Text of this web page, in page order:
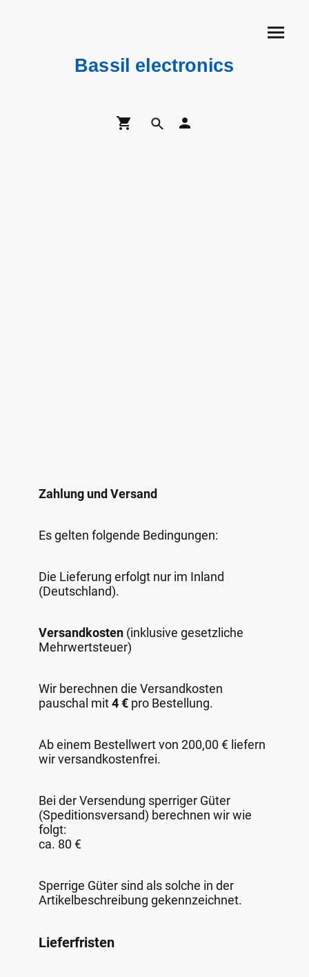
Bassil electronics
Zahlung und Versand
Es gelten folgende Bedingungen:
Die Lieferung erfolgt nur im Inland
(Deutschland).
Versandkosten (inklusive gesetzliche
Mehrwertsteuer)
Wir berechnen die Versandkosten
pauschal mit4 € pro Bestellung.
Ab einem Bestellwert von 200,00 € liefern
wir versandkostenfrei.
Bei der Versendung sperriger Güter
(Speditionsversand) berechnen wir wie
folgt:
ca. 80 €
Sperrige Güter sind als solche in der
Artikelbeschreibung gekennzeichnet.
Lieferfristen